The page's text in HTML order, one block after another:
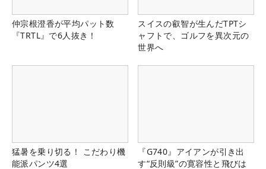
仲宗根澄香が平均パット数
『TRTL』で6人抜き！
スイスの叡智が生んだTPTシ
ャフトで、ゴルフを異次元の
世界へ
猛暑を乗り切る！ こだわり機
能派パンツ4選
『G740』アイアンが引き出
す“反則級”の寛容性と飛びは